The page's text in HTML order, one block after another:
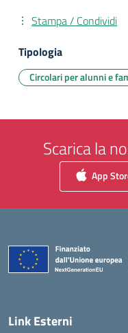
Stampa / Condividi
Tipologia
Circolari per alunni e
Scarica la
App
Link Esterni